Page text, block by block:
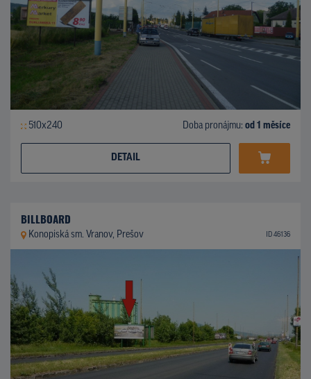
510x240 Doba pronájmu: od 1 měsíce
DETAIL
BILLBOARD
Konopiská sm. Vranov, Prešov ID 46136